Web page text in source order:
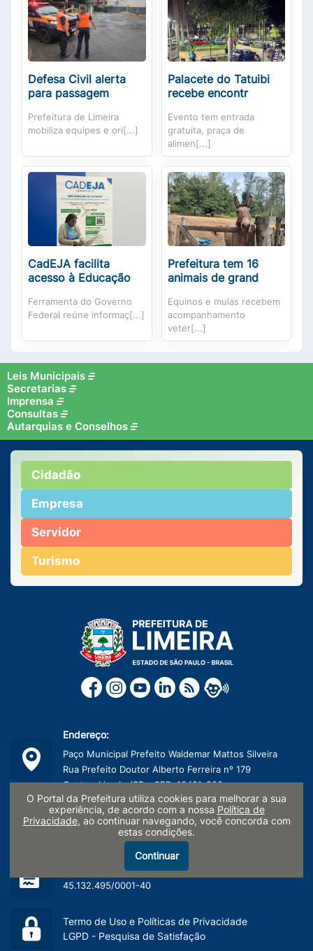
Defesa Civil alerta
para passagem
Prefeitura de Limeira
mobiliza equipes e ori[...]
Palacete do Tatuibi
recebe encontr
Evento tem entrada
gratuita, praça de
alimen[...]
CadEJA facilita
acesso à Educação
Ferramenta do Governo
Federal reúne informaç[...]
Prefeitura tem 16
animais de grand
Equinos e mulas recebem
acompanhamento
veter[...]
Leis Municipais
Secretarias
Imprensa
Consultas
Autarquias e Conselhos
Cidadão
Empresa
Servidor
Turismo
Endereço:
Paço Municipal Prefeito Waldemar Mattos Silveira
Rua Prefeito Doutor Alberto Ferreira nº 179
Centro, Limeira/SP - CEP: 13481-900
Telefone:
(19) 3404-9600
45.132.495/0001-40
Termo de Uso e Políticas de Privacidade
LGPD - Pesquisa de Satisfação
O Portal da Prefeitura utiliza cookies para melhorar a sua
experiência, de acordo com a nossa Política de
Privacidade, ao continuar navegando, você concorda com
estas condições.
Continuar